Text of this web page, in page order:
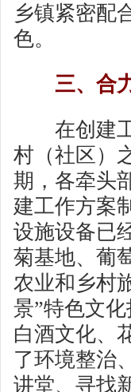
乡镇紧密配
色。
三、合力
在创建工
村（社区）
期，各牵头
建工作方案
设施设备已
菊基地、葡
农业和乡村
景”特色文
白酒文化、
了环境整治
讲堂、寻找